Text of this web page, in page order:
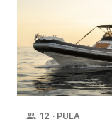
bancaire
• Permis bateau
autonome
• Maîtrise des
mouillage,
12 · PULA